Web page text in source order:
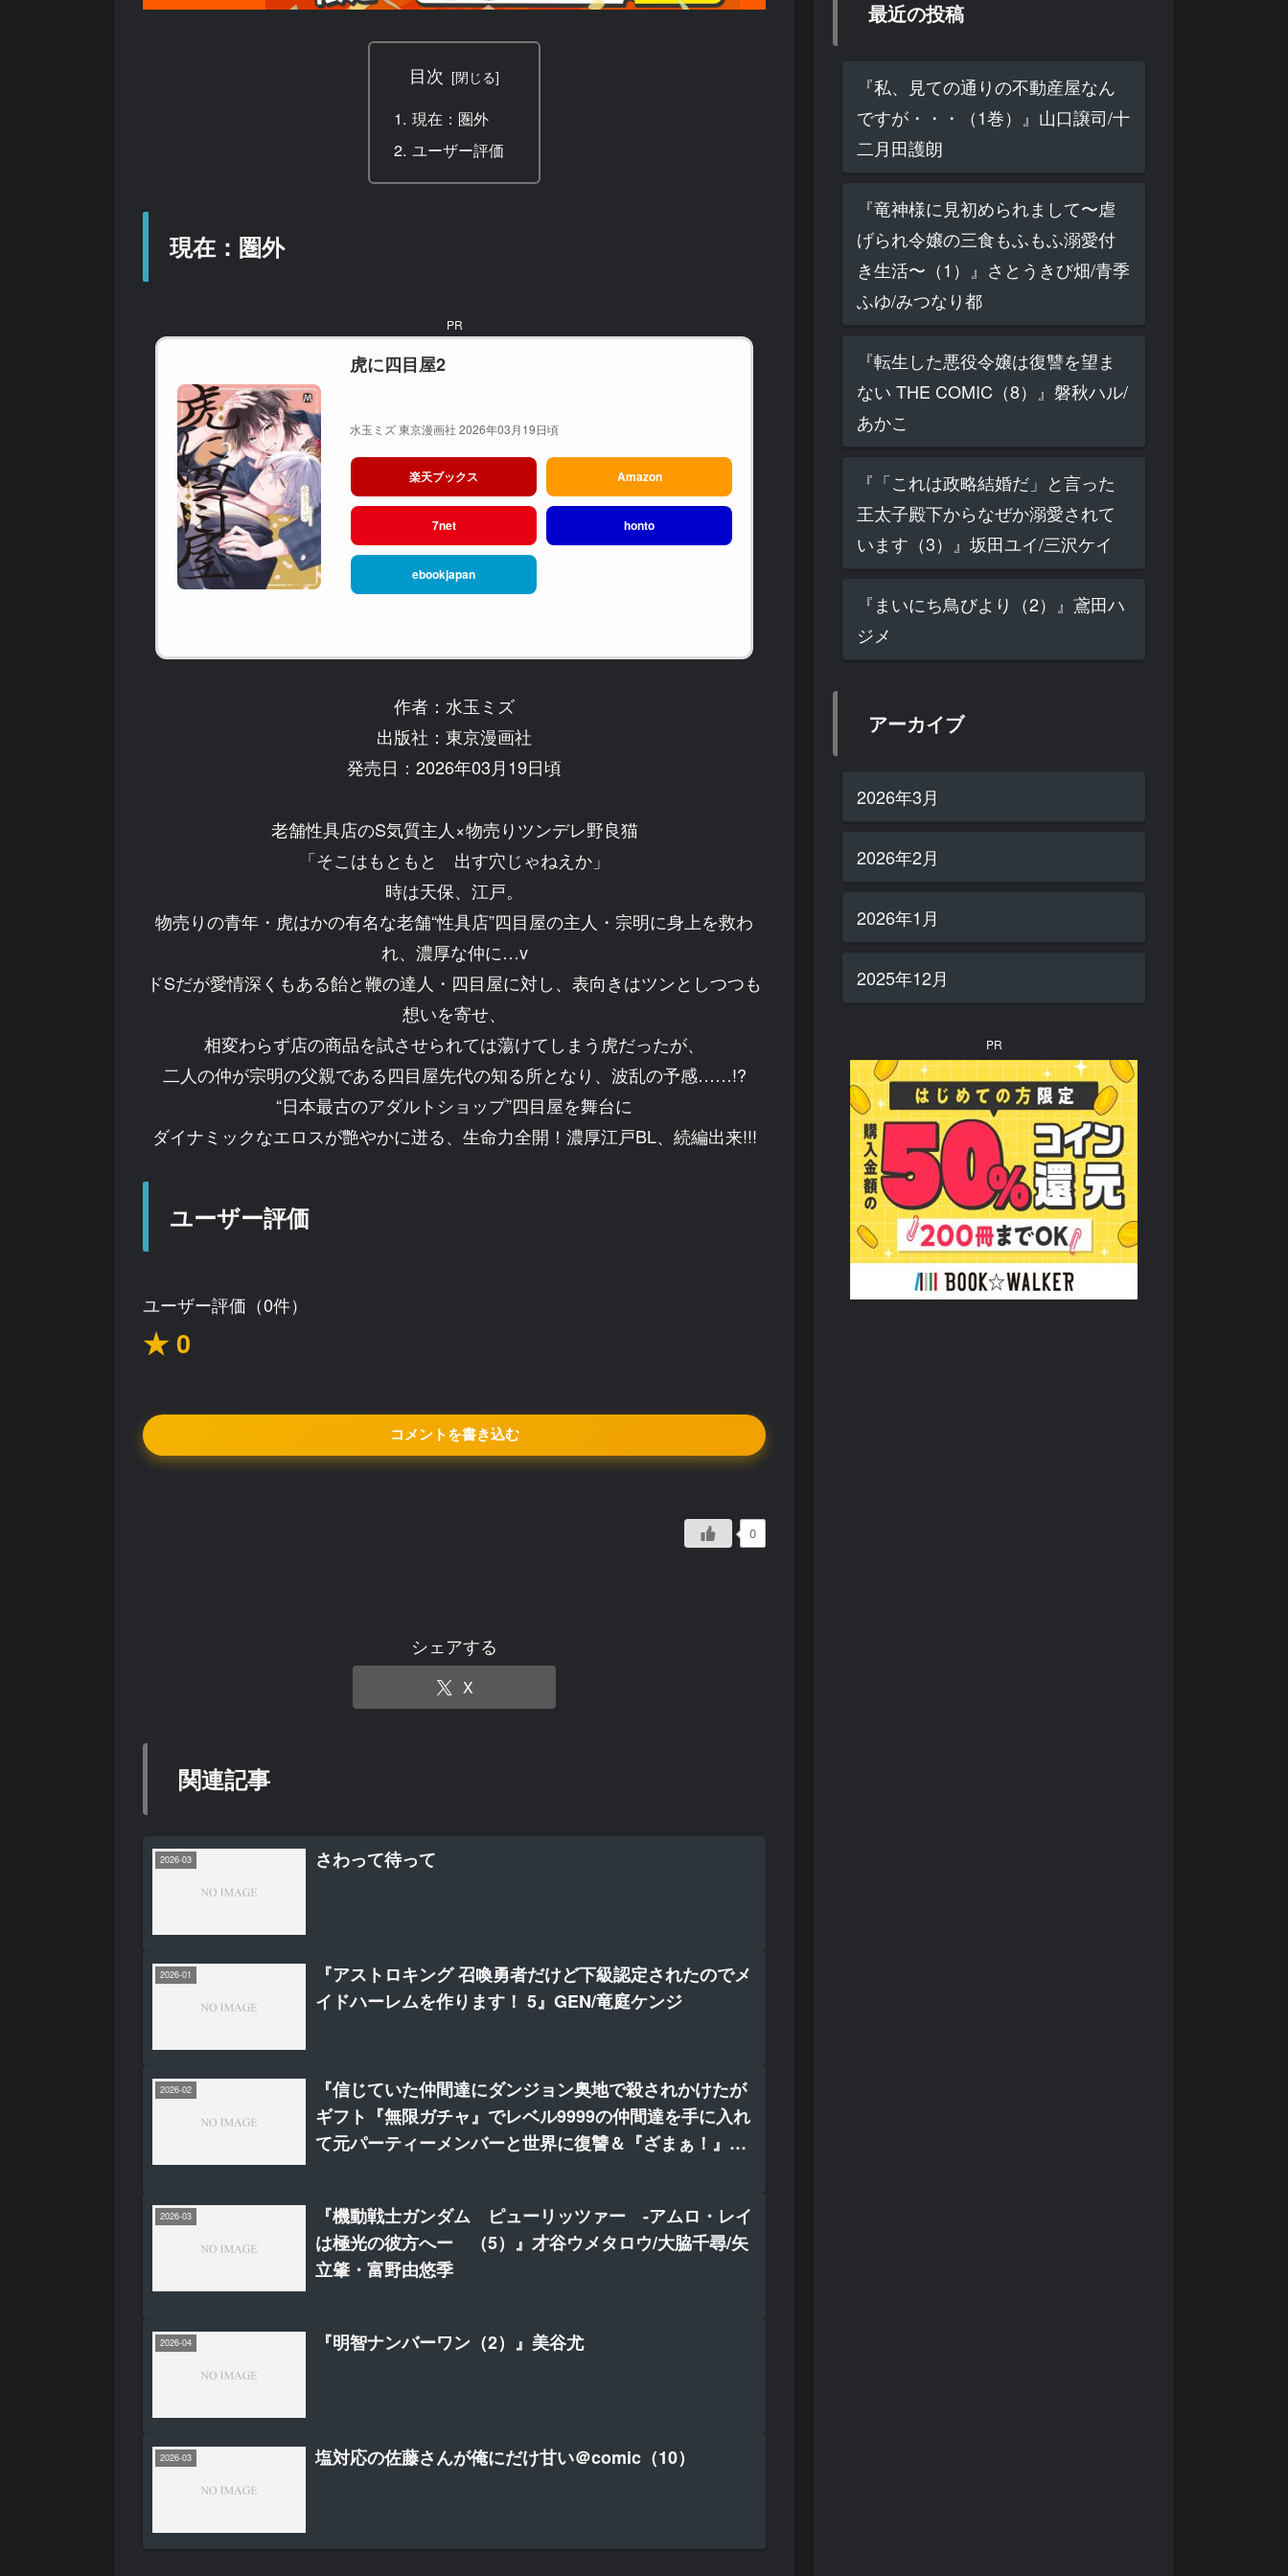
目次
現在：圏外
ユーザー評価
現在：圏外
PR
虎に四目屋2
水玉ミズ 東京漫画社 2026年03月19日頃
楽天ブックス Amazon
7net honto
ebookjapan
作者：水玉ミズ
出版社：東京漫画社
発売日：2026年03月19日頃
老舗性具店のS気質主人×物売りツンデレ野良猫
「そこはもともと 出す穴じゃねえか」
時は天保、江戸。
物売りの青年・虎はかの有名な老舗“性具店”四目屋の主人・宗明に身上を救わ
れ、濃厚な仲に…v
ドSだが愛情深くもある飴と鞭の達人・四目屋に対し、表向きはツンとしつつも
想いを寄せ、
相変わらず店の商品を試させられては蕩けてしまう虎だったが、
二人の仲が宗明の父親である四目屋先代の知る所となり、波乱の予感……!?
“日本最古のアダルトショップ”四目屋を舞台に
ダイナミックなエロスが艶やかに迸る、生命力全開！濃厚江戸BL、続編出来!!!
ユーザー評価
ユーザー評価（0件）
★ 0
コメントを書き込む
0
シェアする
X
関連記事
2026-03 さわって待って
2026-01
『アストロキング 召喚勇者だけど下級認定されたのでメ
イドハーレムを作ります！ 5』GEN/竜庭ケンジ
2026-02
『信じていた仲間達にダンジョン奥地で殺されかけたが
ギフト『無限ガチャ』でレベル9999の仲間達を手に入れ
て元パーティーメンバーと世界に復讐＆『ざまぁ！』し
2026-03
『機動戦士ガンダム ピューリッツァー -アムロ・レイ
は極光の彼方へー （5）』才谷ウメタロウ/大脇千尋/矢
立肇・富野由悠季
2026-04 『明智ナンバーワン（2）』美谷尤
2026-03 塩対応の佐藤さんが俺にだけ甘い＠comic（10）
最近の投稿
『私、見ての通りの不動産屋なん
ですが・・・（1巻）』山口譲司/十
二月田護朗
『竜神様に見初められまして〜虐
げられ令嬢の三食もふもふ溺愛付
き生活〜（1）』さとうきび畑/青季
ふゆ/みつなり都
『転生した悪役令嬢は復讐を望ま
ない THE COMIC（8）』磐秋ハル/
あかこ
『「これは政略結婚だ」と言った
王太子殿下からなぜか溺愛されて
います（3）』坂田ユイ/三沢ケイ
『まいにち鳥びより（2）』鳶田ハ
ジメ
アーカイブ
2026年3月
2026年2月
2026年1月
2025年12月
PR